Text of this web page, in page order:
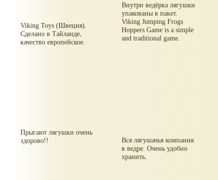
Viking Toys (Швеция).
Сделано в Тайланде,
качество европейское.
Внутри ведёрка лягушки
упакованы в пакет.
Viking Jumping Frogs
Hoppers Game is a simple
and traditional game.
Прыгают лягушки очень
здорово!!
Вся лягушачья компания
в ведре. Очень удобно
хранить.